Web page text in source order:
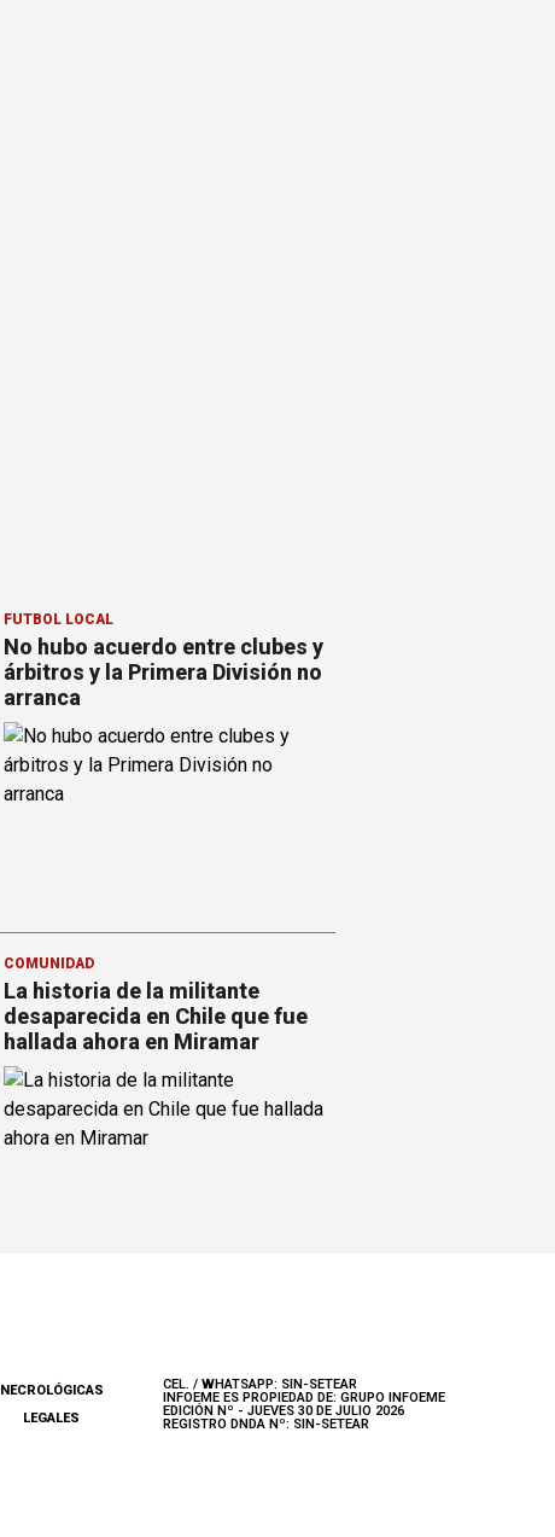
FÚTBOL LOCAL
No hubo acuerdo entre clubes y
árbitros y la Primera División no
arranca
COMUNIDAD
La historia de la militante
desaparecida en Chile que fue
hallada ahora en Miramar
NECROLÓGICAS
LEGALES
CEL. / WHATSAPP: SIN-SETEAR
INFOEME ES PROPIEDAD DE: GRUPO INFOEME
EDICIÓN Nº - JUEVES 30 DE JULIO 2026
REGISTRO DNDA Nº: SIN-SETEAR